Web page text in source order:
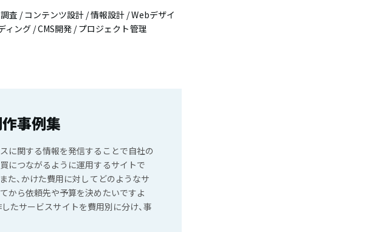
査 / コンテンツ設計 / 情報設計 / Webデザイ
ィング / CMS開発 / プロジェクト管理
事例集
に関する情報を発信することで自社の
につながるように運用するサイトで
た、かけた費用に対してどのようなサ
から依頼先や予算を決めたいですよ
たサービスサイトを費用別に分け、事